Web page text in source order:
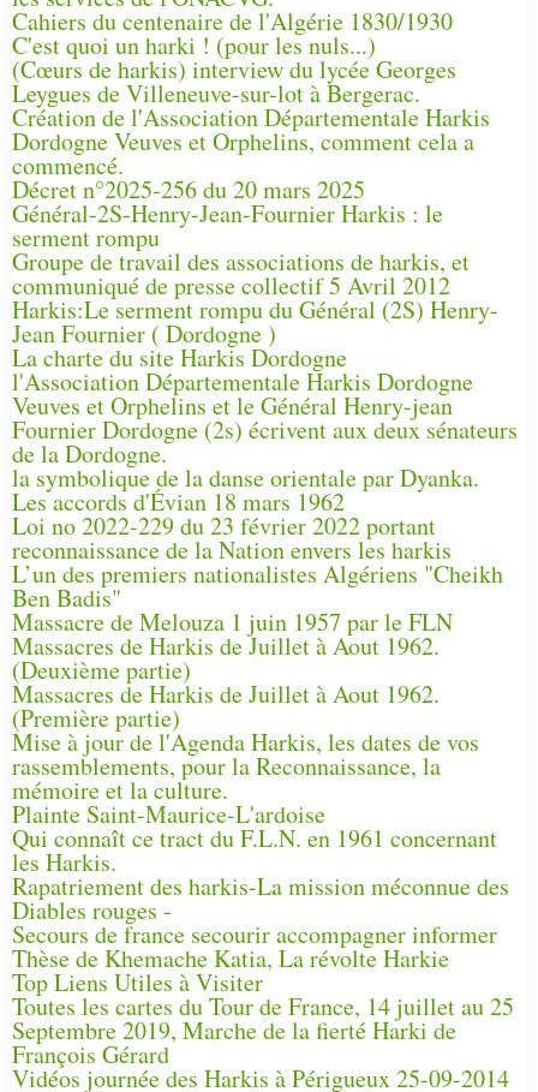
Cahiers du centenaire de l'Algérie 1830/1930
C'est quoi un harki ! (pour les nuls...)
(Cœurs de harkis) interview du lycée Georges
Leygues de Villeneuve-sur-lot à Bergerac.
Création de l'Association Départementale Harkis
Dordogne Veuves et Orphelins, comment cela a
commencé.
Décret n°2025-256 du 20 mars 2025
Général-2S-Henry-Jean-Fournier Harkis : le
serment rompu
Groupe de travail des associations de harkis, et
communiqué de presse collectif 5 Avril 2012
Harkis:Le serment rompu du Général (2S) Henry-
Jean Fournier ( Dordogne )
La charte du site Harkis Dordogne
l'Association Départementale Harkis Dordogne
Veuves et Orphelins et le Général Henry-jean
Fournier Dordogne (2s) écrivent aux deux sénateurs
de la Dordogne.
la symbolique de la danse orientale par Dyanka.
Les accords d'Évian 18 mars 1962
Loi no 2022-229 du 23 février 2022 portant
reconnaissance de la Nation envers les harkis
L’un des premiers nationalistes Algériens "Cheikh
Ben Badis"
Massacre de Melouza 1 juin 1957 par le FLN
Massacres de Harkis de Juillet à Aout 1962.
(Deuxième partie)
Massacres de Harkis de Juillet à Aout 1962.
(Première partie)
Mise à jour de l'Agenda Harkis, les dates de vos
rassemblements, pour la Reconnaissance, la
mémoire et la culture.
Plainte Saint-Maurice-L'ardoise
Qui connaît ce tract du F.L.N. en 1961 concernant
les Harkis.
Rapatriement des harkis-La mission méconnue des
Diables rouges -
Secours de france secourir accompagner informer
Thèse de Khemache Katia, La révolte Harkie
Top Liens Utiles à Visiter
Toutes les cartes du Tour de France, 14 juillet au 25
Septembre 2019, Marche de la fierté Harki de
François Gérard
Vidéos journée des Harkis à Périgueux 25-09-2014